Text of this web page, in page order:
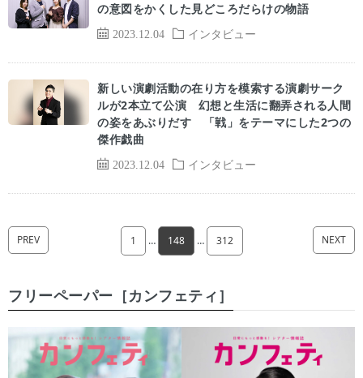
2023.12.04 インタビュー
の意図をかくした見どころだらけの物語
2023.12.04 インタビュー
新しい演劇活動の在り方を模索する演劇サーク
ルが2本立て公演 幻想と生活に翻弄される人間
の姿をあぶりだす 「戦」をテーマにした2つの
傑作戯曲
PREV 1 … 148 … 312 NEXT
フリーペーパー［カンフェティ］